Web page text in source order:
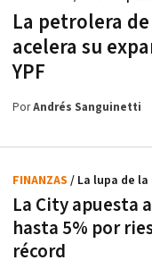
La petrolera
acelera su
YPF
PorAndrés Sanguinetti
La City apuesta
hasta 5% por
récord
FINANZAS / La lupa de la